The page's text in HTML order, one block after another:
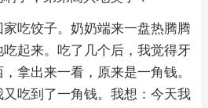
吃饺子。奶奶端来一盘热腾腾
起来。吃了几个后，我觉得牙
拿出来一看，原来是一角钱。
吃到了一角钱。我想：今天我